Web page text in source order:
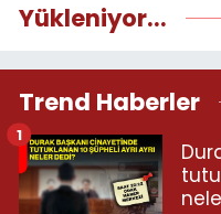
Yükleniyor...
Trend Haberler
1